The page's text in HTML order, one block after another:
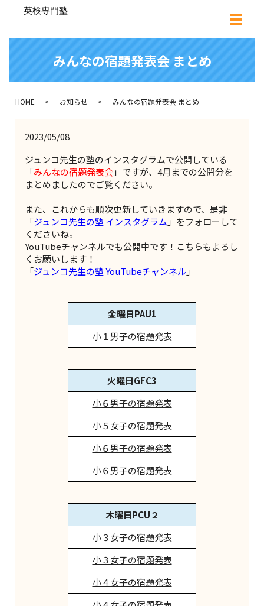
みんなの宿題発表会 まとめ
HOME お知らせ みんなの宿題発表会 まとめ
2023/05/08
ジュンコ先生の塾のインスタグラムで公開している
「みんなの宿題発表会」ですが、4月までの公開分を
まとめましたのでご覧ください。
また、これからも順次更新していきますので、是非
「ジュンコ先生の塾 インスタグラム 」をフォローして
くださいね。
YouTubeチャンネルでも公開中です！こちらもよろし
くお願いします！
「ジュンコ先生の塾 YouTubeチャンネル 」
金曜日PAU1
小１男子の宿題発表
火曜日GFC3
小６男子の宿題発表
小５女子の宿題発表
小６男子の宿題発表
小６男子の宿題発表
木曜日PCU２
小３女子の宿題発表
小３女子の宿題発表
小４女子の宿題発表